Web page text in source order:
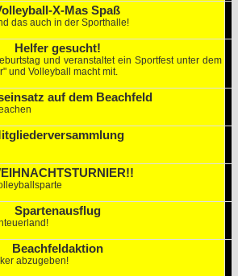
X-Mas Spaß
das auch in der Sporthalle!
Helfer gesucht!
und veranstaltet ein Sportfest unter dem
und Volleyball macht mit.
auf dem Beachfeld
Spartenausflug
Beachfeldaktion
abzugeben!